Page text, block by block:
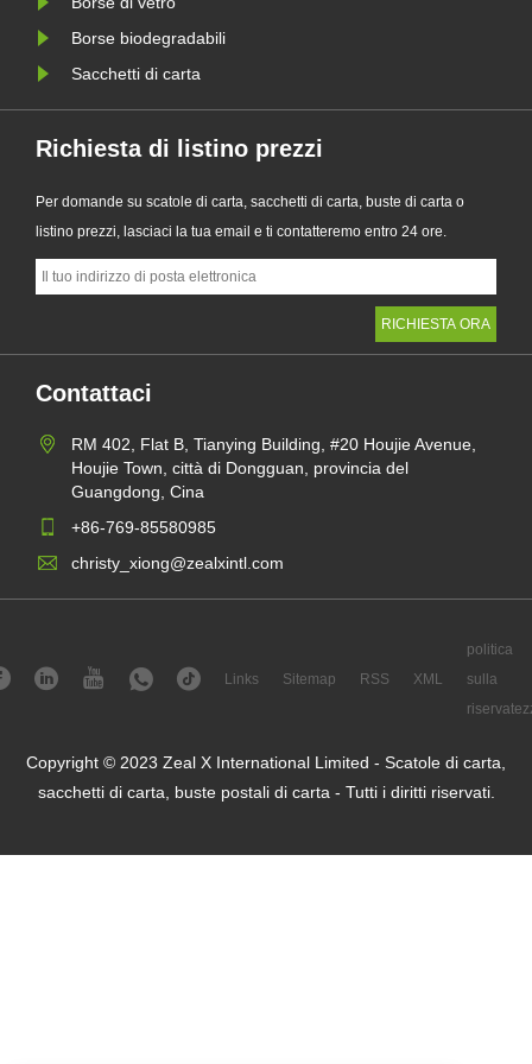
Borse biodegradabili
Sacchetti di carta
Richiesta di listino prezzi
Per domande su scatole di carta, sacchetti di carta, buste di carta o
listino prezzi, lasciaci la tua email e ti contatteremo entro 24 ore.
Contattaci
RM 402, Flat B, Tianying Building, #20 Houjie Avenue,
Houjie Town, città di Dongguan, provincia del
Guangdong, Cina
+86-769-85580985
christy_xiong@zealxintl.com
Links Sitemap RSS XML
politica
sulla
Copyright © 2023 Zeal X International Limited - Scatole di carta,
sacchetti di carta, buste postali di carta - Tutti i diritti riservati.